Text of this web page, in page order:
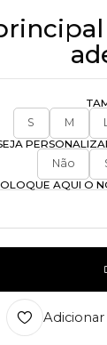
S
M
Não
AQUI O